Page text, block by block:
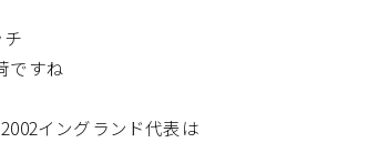
ですね
イングランド代表は